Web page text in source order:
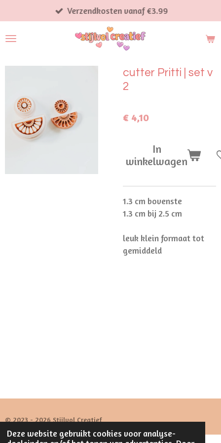
Deze website gebruikt cookies voor analyse-
direct
naar
Verzendkosten vanaf €3.99
cutter Pritti | set v
2
€ 4,10
In
winkelwagen
1.3 cm bovenste
1.3 cm bij 2.5 cm
leuk klein formaat tot
gemiddeld
© 2023 - 2026 Stijlvol Creatief